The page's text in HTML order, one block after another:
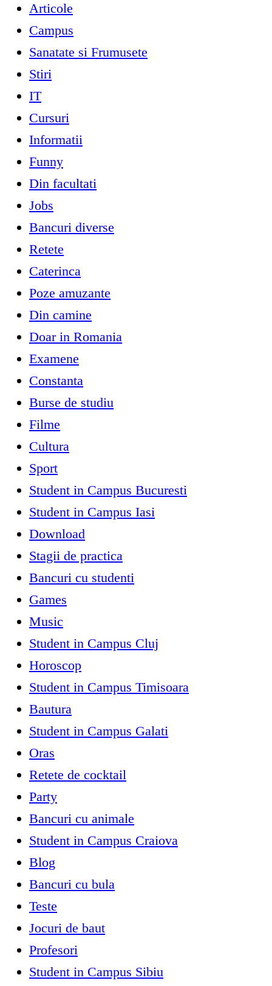
Articole
Campus
Sanatate si Frumusete
Stiri
IT
Cursuri
Informatii
Funny
Din facultati
Jobs
Bancuri diverse
Retete
Caterinca
Poze amuzante
Din camine
Doar in Romania
Examene
Constanta
Burse de studiu
Filme
Cultura
Sport
Student in Campus Bucuresti
Student in Campus Iasi
Download
Stagii de practica
Bancuri cu studenti
Games
Music
Student in Campus Cluj
Horoscop
Student in Campus Timisoara
Bautura
Student in Campus Galati
Oras
Retete de cocktail
Party
Bancuri cu animale
Student in Campus Craiova
Blog
Bancuri cu bula
Teste
Jocuri de baut
Profesori
Student in Campus Sibiu